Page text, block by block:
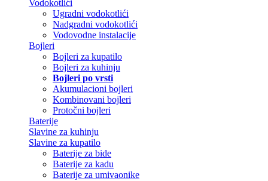
Vodokotlići
Ugradni vodokotlići
Nadgradni vodokotlići
Vodovodne instalacije
Bojleri
Bojleri za kupatilo
Bojleri za kuhinju
Bojleri po vrsti
Akumulacioni bojleri
Kombinovani bojleri
Protočni bojleri
Baterije
Slavine za kuhinju
Slavine za kupatilo
Baterije za bide
Baterije za kadu
Baterije za umivaonike